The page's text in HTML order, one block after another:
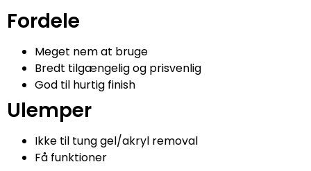
Fordele
Meget nem at bruge
Bredt tilgængelig og prisvenlig
God til hurtig finish
Ulemper
Ikke til tung gel/akryl removal
Få funktioner